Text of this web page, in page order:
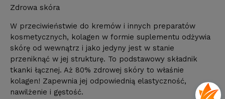
Zdrowa skóra
W przeciwieństwie do kremów i innych preparatów
kosmetycznych, kolagen w formie suplementu odżywia
skórę od wewnątrz i jako jedyny jest w stanie
przeniknąć w jej strukturę. To podstawowy składnik
tkanki łącznej. Aż 80% zdrowej skóry to właśnie
kolagen! Zapewnia jej odpowiednią elastyczność,
nawilżenie i gęstość.